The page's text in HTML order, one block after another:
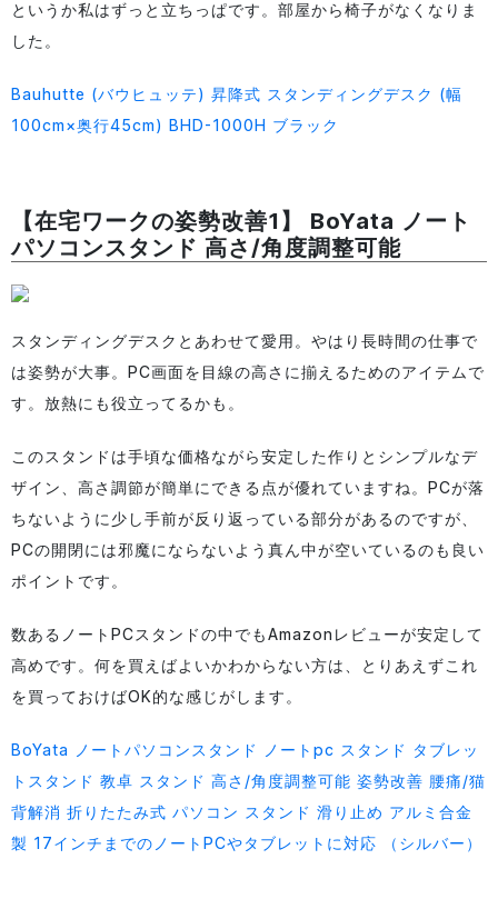
というか私はずっと立ちっぱです。部屋から椅子がなくなりま
した。
Bauhutte (バウヒュッテ) 昇降式 スタンディングデスク (幅
100cm×奥行45cm) BHD-1000H ブラック
【在宅ワークの姿勢改善1】 BoYata ノート
パソコンスタンド 高さ/角度調整可能
スタンディングデスクとあわせて愛用。やはり長時間の仕事で
は姿勢が大事。PC画面を目線の高さに揃えるためのアイテムで
す。放熱にも役立ってるかも。
このスタンドは手頃な価格ながら安定した作りとシンプルなデ
ザイン、高さ調節が簡単にできる点が優れていますね。PCが落
ちないように少し手前が反り返っている部分があるのですが、
PCの開閉には邪魔にならないよう真ん中が空いているのも良い
ポイントです。
数あるノートPCスタンドの中でもAmazonレビューが安定して
高めです。何を買えばよいかわからない方は、とりあえずこれ
を買っておけばOK的な感じがします。
BoYata ノートパソコンスタンド ノートpc スタンド タブレッ
トスタンド 教卓 スタンド 高さ/角度調整可能 姿勢改善 腰痛/猫
背解消 折りたたみ式 パソコン スタンド 滑り止め アルミ合金
製 17インチまでのノートPCやタブレットに対応 （シルバー）